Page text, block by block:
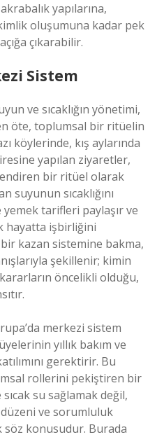
yapılarına,
oluşumuna kadar pek
çıkarabilir.
Sistem
ve sıcaklığın yönetimi,
öte, toplumsal bir ritüelin
köylerinde, kış aylarında
yapılan ziyaretler,
bir ritüel olarak
suyunun sıcaklığını
tarifleri paylaşır ve
hayatta işbirliğini
kazan sistemine bakma,
şekillenir; kimin
öncelikli olduğu,
merkezi sistem
yıllık bakım ve
gerektirir. Bu
rollerini pekiştiren bir
su sağlamak değil,
ve sorumluluk
konusudur. Burada